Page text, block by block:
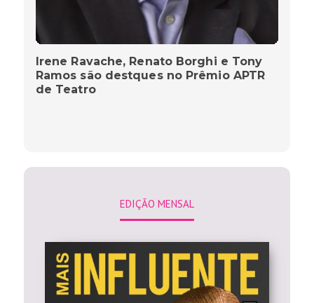
Irene Ravache, Renato Borghi e Tony
Ramos são destques no Prêmio APTR
de Teatro
EDIÇÃO MENSAL